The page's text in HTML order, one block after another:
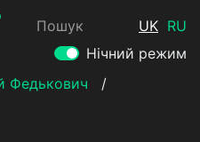
Пошук UK RU
Нічний режим
Федькович
/